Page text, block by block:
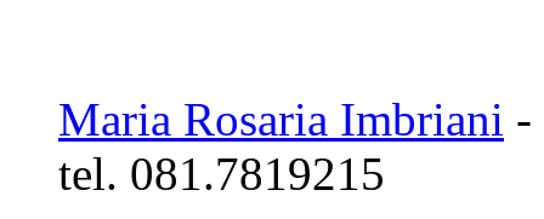
Maria Rosaria Imbriani -
tel. 081.7819215